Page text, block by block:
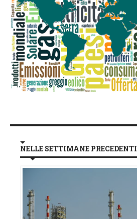
NELLE SETTIMANE PRECEDENTI